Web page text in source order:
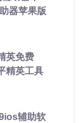
器苹果版
英免费
精英工具
辅助软